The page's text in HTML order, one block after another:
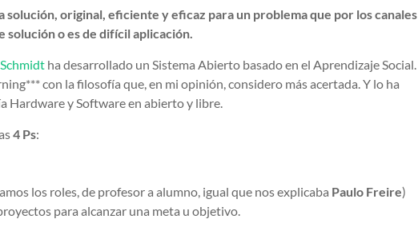
solución, original, eficiente y eficaz para un problema que por los canales
solución o es de difícil aplicación.
ha desarrollado un Sistema Abierto basado en el Aprendizaje Social.
con la filosofía que, en mi opinión, considero más acertada. Y lo ha
Hardware y Software en abierto y libre.
4 Ps:
los roles, de profesor a alumno, igual que nos explicaba Paulo Freire)
para alcanzar una meta u objetivo.